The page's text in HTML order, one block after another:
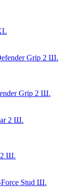
Grip 2 Ш.
2 Ш.